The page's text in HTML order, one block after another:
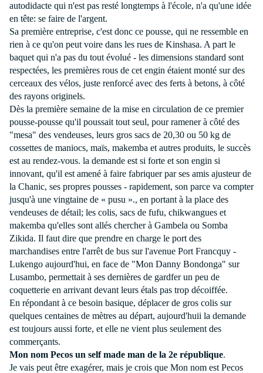
autodidacte qui n'est pas resté longtemps à l'école, n'a qu'une idée
en tête: se faire de l'argent.
Sa première entreprise, c'est donc ce pousse, qui ne ressemble en
rien à ce qu'on peut voire dans les rues de Kinshasa. A part le
baquet qui n'a pas du tout évolué - les dimensions standard sont
respectées, les premières rous de cet engin étaient monté sur des
cerceaux des vélos, juste renforcé avec des ferts à betons, à côté
des rayons originels.
Dès la première semaine de la mise en circulation de ce premier
pousse-pousse qu'il poussait tout seul, pour ramener à côté des
"mesa" des vendeuses, leurs gros sacs de 20,30 ou 50 kg de
cossettes de maniocs, maïs, makemba et autres produits, le succès
est au rendez-vous. la demande est si forte et son engin si
innovant, qu'il est amené à faire fabriquer par ses amis ajusteur de
la Chanic, ses propres pousses - rapidement, son parce va compter
jusqu'à une vingtaine de « pusu »., en portant à la place des
vendeuses de détail; les colis, sacs de fufu, chikwangues et
makemba qu'elles sont allés chercher à Gambela ou Somba
Zikida. Il faut dire que prendre en charge le port des
marchandises entre l'arrêt de bus sur l'avenue Port Francquy -
Lukengo aujourd'hui, en face de "Mon Danny Bondonga" sur
Lusambo, permettait à ses dernières de gardfer un peu de
coquetterie en arrivant devant leurs étals pas trop décoiffée.
En répondant à ce besoin basique, déplacer de gros colis sur
quelques centaines de mètres au départ, aujourd'huii la demande
est toujours aussi forte, et elle ne vient plus seulement des
commerçants.
Mon nom Pecos un self made man de la 2e république.
Je vais peut être exagérer, mais je crois que Mon nom est Pecos